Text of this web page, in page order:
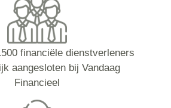
financiële dienstverleners
aangesloten bij Vandaag
Financieel